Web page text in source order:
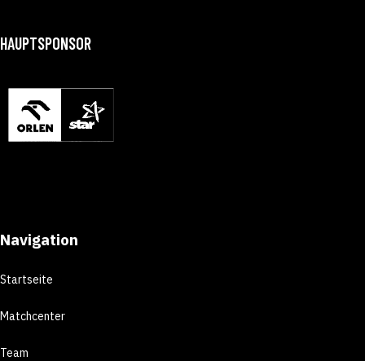
HAUPTSPONSOR
Navigation
Startseite
Matchcenter
Team